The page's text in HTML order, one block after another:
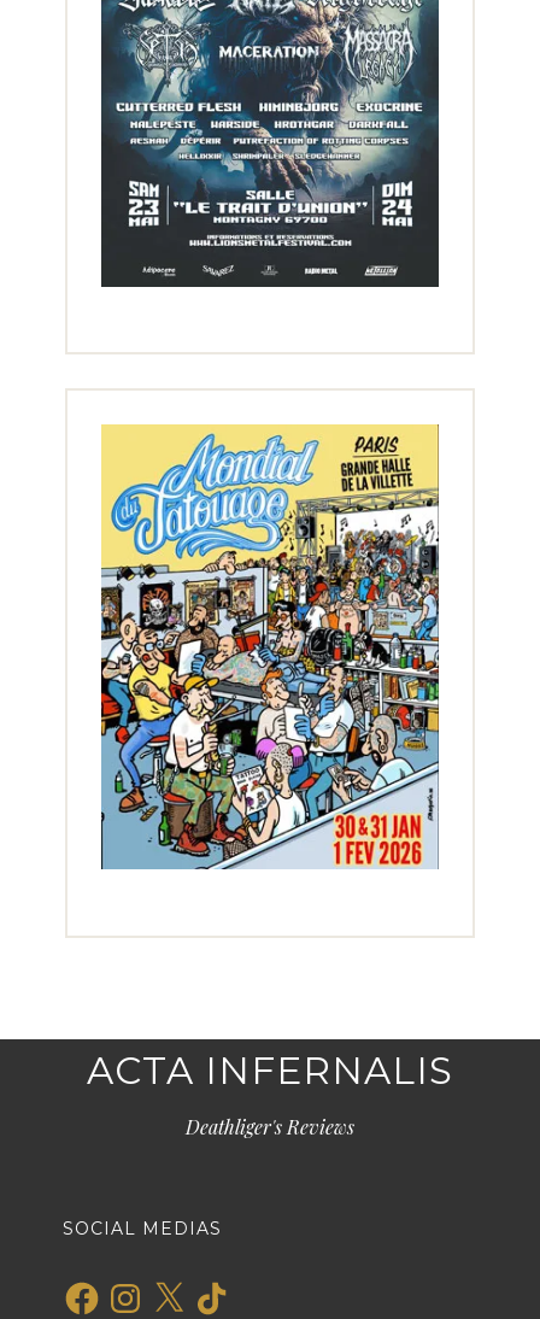
ACTA INFERNALIS
Deathliger's Reviews
SOCIAL MEDIAS
FacebookInstagram
X TikTok